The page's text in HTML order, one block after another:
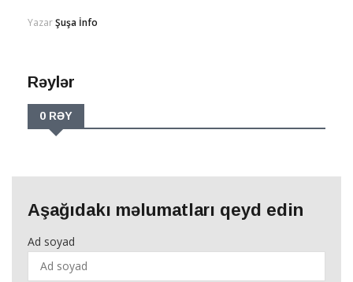
YazarŞuşa İnfo
Rəylər
0 RƏY
Aşağıdakı məlumatları qeyd edin
Ad soyad